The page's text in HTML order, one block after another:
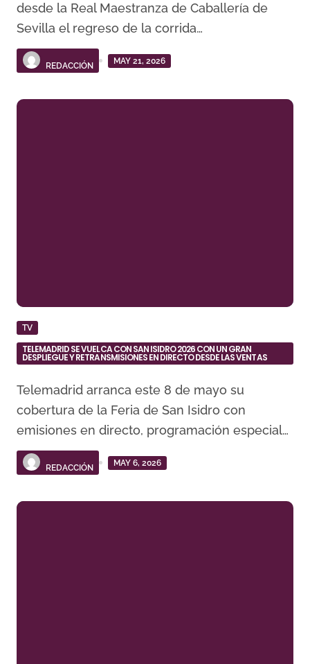
desde la Real Maestranza de Caballería de
Sevilla el regreso de la corrida…
REDACCIÓN
MAY 21, 2026
TV
TELEMADRID SE VUELCA CON SAN ISIDRO 2026 CON UN GRAN
DESPLIEGUE Y RETRANSMISIONES EN DIRECTO DESDE LAS VENTAS
Telemadrid arranca este 8 de mayo su
cobertura de la Feria de San Isidro con
emisiones en directo, programación especial…
REDACCIÓN
MAY 6, 2026